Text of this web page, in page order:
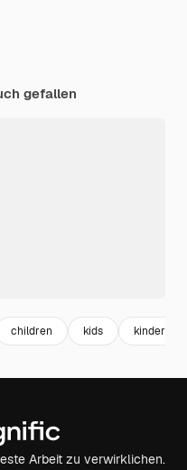
gefallen
children kids
Arbeit zu verwirklichen.